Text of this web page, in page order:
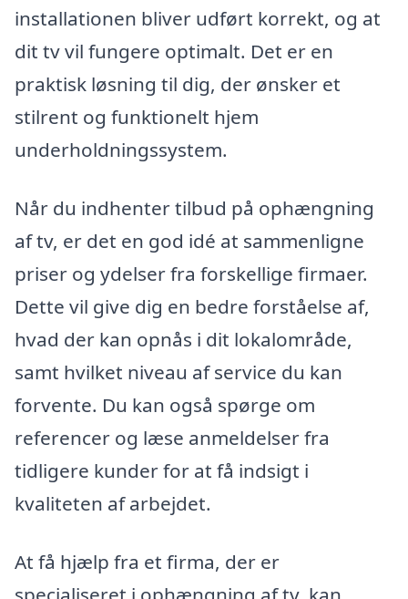
installationen bliver udført korrekt, og at
dit tv vil fungere optimalt. Det er en
praktisk løsning til dig, der ønsker et
stilrent og funktionelt hjem
underholdningssystem.
Når du indhenter tilbud på ophængning
af tv, er det en god idé at sammenligne
priser og ydelser fra forskellige firmaer.
Dette vil give dig en bedre forståelse af,
hvad der kan opnås i dit lokalområde,
samt hvilket niveau af service du kan
forvente. Du kan også spørge om
referencer og læse anmeldelser fra
tidligere kunder for at få indsigt i
kvaliteten af arbejdet.
At få hjælp fra et firma, der er